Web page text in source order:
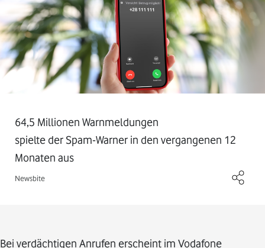
64,5 Millionen Warnmeldungen
spielte der Spam-Warner in den vergangenen 12
Monaten aus
Newsbite
Bei verdächtigen Anrufen erscheint im Vodafone